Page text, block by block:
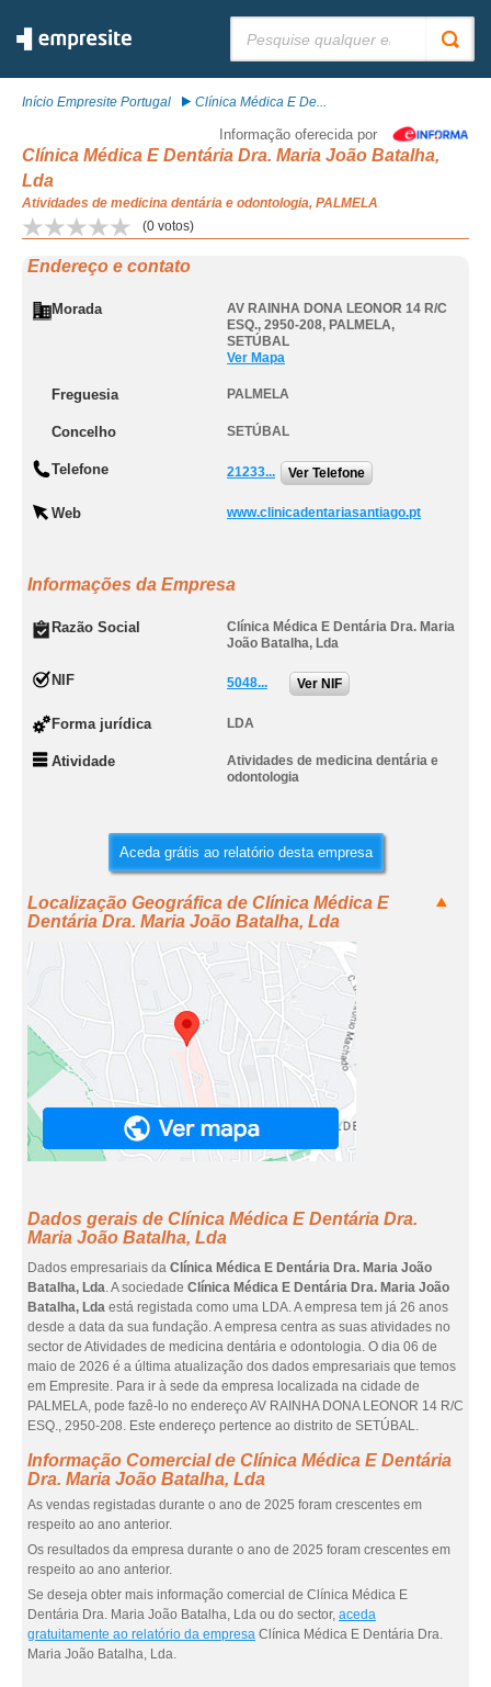
Início Empresite Portugal Clínica Médica E De...
Informação oferecida por
Clínica Médica E Dentária Dra. Maria João Batalha,
Lda
Atividades de medicina dentária e odontologia, PALMELA
(0 votos)
Endereço e contato
Morada
AV RAINHA DONA LEONOR 14 R/C
ESQ., 2950-208, PALMELA,
SETÚBAL
Ver Mapa
Freguesia PALMELA
Concelho SETÚBAL
Telefone 21233... Ver Telefone
Web www.clinicadentariasantiago.pt
Informações da Empresa
Razão Social
Clínica Médica E Dentária Dra. Maria
João Batalha, Lda
NIF 5048... Ver NIF
Forma jurídica LDA
Atividade
Atividades de medicina dentária e
odontologia
Aceda grátis ao relatório desta empresa
Localização Geográfica de Clínica Médica E
Dentária Dra. Maria João Batalha, Lda
Dados gerais de Clínica Médica E Dentária Dra.
Maria João Batalha, Lda
Dados empresariais da Clínica Médica E Dentária Dra. Maria João
Batalha, Lda. A sociedade Clínica Médica E Dentária Dra. Maria João
Batalha, Lda está registada como uma LDA. A empresa tem já 26 anos
desde a data da sua fundação. A empresa centra as suas atividades no
sector de Atividades de medicina dentária e odontologia. O dia 06 de
maio de 2026 é a última atualização dos dados empresariais que temos
em Empresite. Para ir à sede da empresa localizada na cidade de
PALMELA, pode fazê-lo no endereço AV RAINHA DONA LEONOR 14 R/C
ESQ., 2950-208. Este endereço pertence ao distrito de SETÚBAL.
Informação Comercial de Clínica Médica E Dentária
Dra. Maria João Batalha, Lda
As vendas registadas durante o ano de 2025 foram crescentes em
respeito ao ano anterior.
Os resultados da empresa durante o ano de 2025 foram crescentes em
respeito ao ano anterior.
Se deseja obter mais informação comercial de Clínica Médica E
Dentária Dra. Maria João Batalha, Lda ou do sector, aceda
gratuitamente ao relatório da empresa Clínica Médica E Dentária Dra.
Maria João Batalha, Lda.